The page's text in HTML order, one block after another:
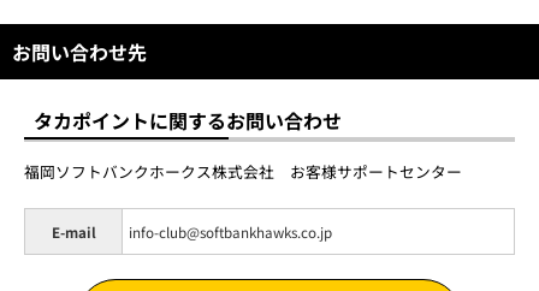
お問い合わせ先
タカポイントに関するお問い合わせ
福岡ソフトバンクホークス株式会社 お客様サポートセンター
E-mail info-club@softbankhawks.co.jp